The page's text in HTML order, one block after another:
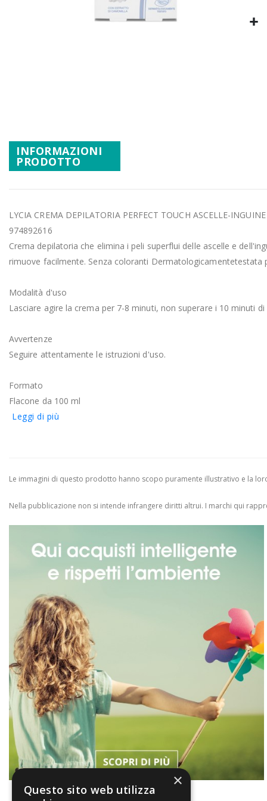
Promozioni
INFORMAZIONI
PRODOTTO
LYCIA CREMA DEPILATORIA PERFECT TOUCH ASCELLE-
974892616
Crema depilatoria che elimina i peli superflui delle ascelle e
rimuove facilmente. Senza coloranti Dermatologicamentetestata
Modalità d'uso
Lasciare agire la crema per 7-8 minuti, non superare i 10 minuti
Avvertenze
Seguire attentamente le istruzioni d'uso.
Formato
Flacone da 100 ml
Leggi di più
Le immagini di questo prodotto hanno scopo puramente illustrativo e la
Nella pubblicazione non si intende infrangere diritti altrui. I marchi qui
×
Questo sito web utilizza